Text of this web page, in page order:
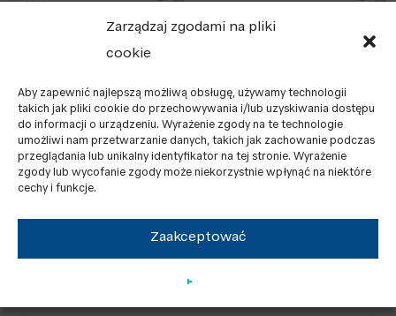
Zarządzaj zgodami na pliki
cookie
Aby zapewnić najlepszą możliwą obsługę, używamy technologii
takich jak pliki cookie do przechowywania i/lub uzyskiwania dostępu
do informacji o urządzeniu. Wyrażenie zgody na te technologie
umożliwi nam przetwarzanie danych, takich jak zachowanie podczas
przeglądania lub unikalny identyfikator na tej stronie. Wyrażenie
zgody lub wycofanie zgody może niekorzystnie wpłynąć na niektóre
cechy i funkcje.
Zaakceptować